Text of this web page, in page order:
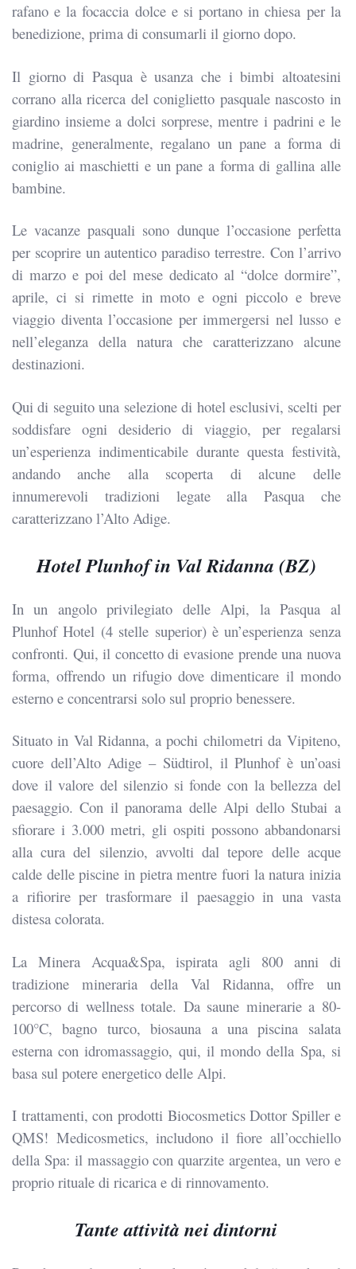
rafano e la focaccia dolce e si portano in chiesa per la
benedizione, prima di consumarli il giorno dopo.
Il giorno di Pasqua è usanza che i bimbi altoatesini
corrano alla ricerca del coniglietto pasquale nascosto in
giardino insieme a dolci sorprese, mentre i padrini e le
madrine, generalmente, regalano un pane a forma di
coniglio ai maschietti e un pane a forma di gallina alle
bambine.
Le vacanze pasquali sono dunque l’occasione perfetta
per scoprire un autentico paradiso terrestre. Con l’arrivo
di marzo e poi del mese dedicato al “dolce dormire”,
aprile, ci si rimette in moto e ogni piccolo e breve
viaggio diventa l’occasione per immergersi nel lusso e
nell’eleganza della natura che caratterizzano alcune
destinazioni.
Qui di seguito una selezione di hotel esclusivi, scelti per
soddisfare ogni desiderio di viaggio, per regalarsi
un’esperienza indimenticabile durante questa festività,
andando anche alla scoperta di alcune delle
innumerevoli tradizioni legate alla Pasqua che
caratterizzano l’Alto Adige.
Hotel Plunhof in Val Ridanna (BZ)
In un angolo privilegiato delle Alpi, la Pasqua al
Plunhof Hotel (4 stelle superior) è un’esperienza senza
confronti. Qui, il concetto di evasione prende una nuova
forma, offrendo un rifugio dove dimenticare il mondo
esterno e concentrarsi solo sul proprio benessere.
Situato in Val Ridanna, a pochi chilometri da Vipiteno,
cuore dell’Alto Adige – Südtirol, il Plunhof è un’oasi
dove il valore del silenzio si fonde con la bellezza del
paesaggio. Con il panorama delle Alpi dello Stubai a
sfiorare i 3.000 metri, gli ospiti possono abbandonarsi
alla cura del silenzio, avvolti dal tepore delle acque
calde delle piscine in pietra mentre fuori la natura inizia
a rifiorire per trasformare il paesaggio in una vasta
distesa colorata.
La Minera Acqua&Spa, ispirata agli 800 anni di
tradizione mineraria della Val Ridanna, offre un
percorso di wellness totale. Da saune minerarie a 80-
100°C, bagno turco, biosauna a una piscina salata
esterna con idromassaggio, qui, il mondo della Spa, si
basa sul potere energetico delle Alpi.
I trattamenti, con prodotti Biocosmetics Dottor Spiller e
QMS! Medicosmetics, includono il fiore all’occhiello
della Spa: il massaggio con quarzite argentea, un vero e
proprio rituale di ricarica e di rinnovamento.
Tante attività nei dintorni